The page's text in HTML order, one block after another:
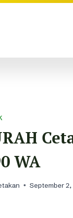
WA
September